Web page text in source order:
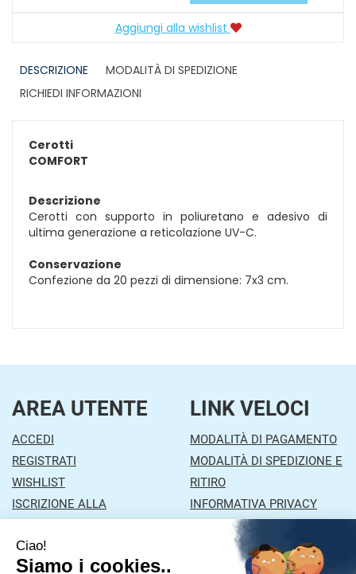
Aggiungi alla wishlist
DESCRIZIONE
MODALITÀ DI SPEDIZIONE
RICHIEDI INFORMAZIONI
Cerotti
COMFORT
Descrizione
Cerotti con supporto in poliuretano e adesivo di
ultima generazione a reticolazione UV-C.
Conservazione
Confezione da 20 pezzi di dimensione: 7x3 cm.
AREA UTENTE
ACCEDI
REGISTRATI
WISHLIST
ISCRIZIONE ALLA
CONTATTI
LINK VELOCI
MODALITÀ DI PAGAMENTO
MODALITÀ DI SPEDIZIONE E
RITIRO
INFORMATIVA PRIVACY
CONDIZIONI DI VENDITA